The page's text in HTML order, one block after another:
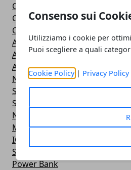
Consenso sui
Utilizziamo i cookie per
Puoi scegliere a quali
Cookie Policy| Privacy Policy
Cloud
Casa e fai da te
Cuffie e Auricolari
Altoparlanti
Action Camera
Android
Navigazione
Smart TV
Smartphone
Notebook
Monitor
IOS
Smartwatch
Power Bank